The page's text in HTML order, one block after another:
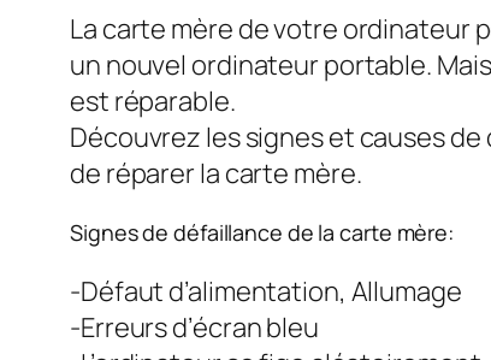
La carte mère de votre ordinateur
un nouvel ordinateur portable.
est réparable.
Découvrez les signes et causes
de réparer la carte mère.
Signes de défaillance de la carte mère:
-Défaut d’alimentation, Allumage
-Erreurs d’écran bleu